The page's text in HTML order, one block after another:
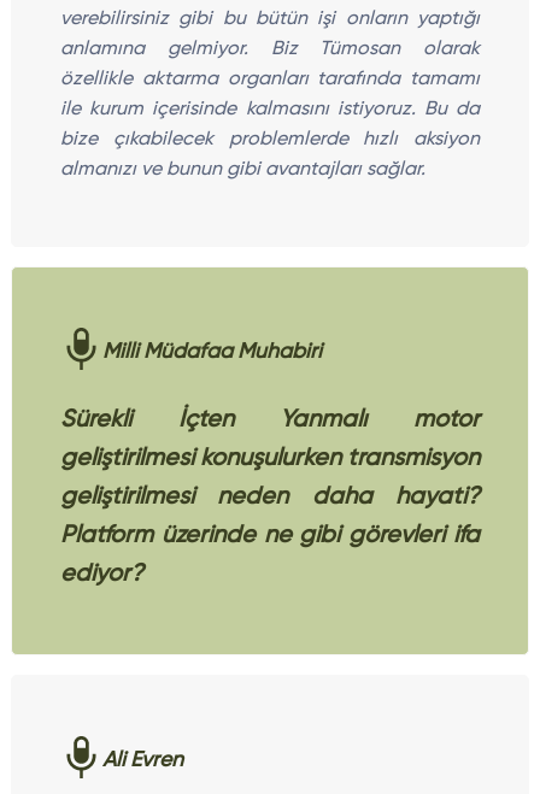
verebilirsiniz gibi bu bütün işi onların yaptığı
anlamına gelmiyor. Biz Tümosan olarak
özellikle aktarma organları tarafında tamamı
ile kurum içerisinde kalmasını istiyoruz. Bu da
bize çıkabilecek problemlerde hızlı aksiyon
almanızı ve bunun gibi avantajları sağlar.
Milli Müdafaa Muhabiri
Sürekli İçten Yanmalı motor
geliştirilmesi konuşulurken transmisyon
geliştirilmesi neden daha hayati?
Platform üzerinde ne gibi görevleri ifa
ediyor?
Ali Evren